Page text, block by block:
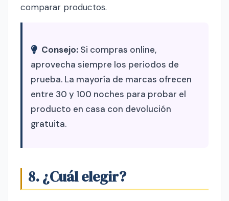
comparar productos.
Consejo: Si compras online,
aprovecha siempre los periodos de
prueba. La mayoría de marcas ofrecen
entre 30 y 100 noches para probar el
producto en casa con devolución
gratuita.
8. ¿Cuál elegir?